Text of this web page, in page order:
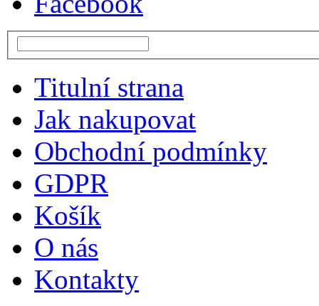
Titulní strana
Jak nakupovat
Obchodní podmínky
GDPR
Košík
O nás
Kontakty